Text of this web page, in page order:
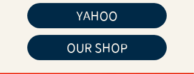
YAHOO
OUR SHOP